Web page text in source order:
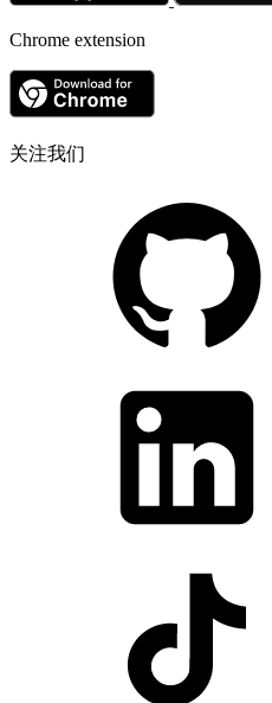
Chrome extension
关注我们